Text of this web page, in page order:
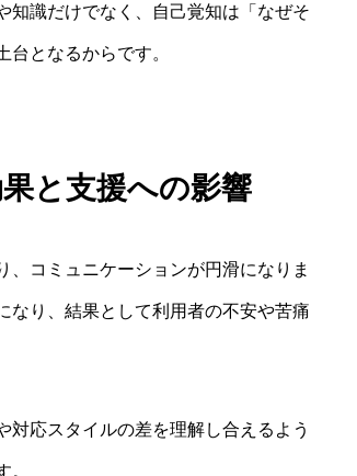
知識だけでなく、自己覚知は「なぜそ
となるからです。
と支援への影響
、コミュニケーションが円滑になりま
なり、結果として利用者の不安や苦痛
応スタイルの差を理解し合えるよう
。